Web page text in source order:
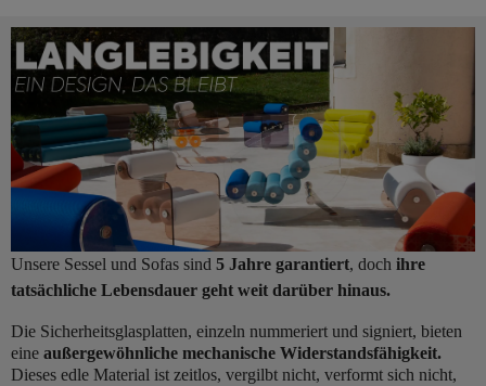
Unsere Sessel und Sofas sind 5 Jahre garantiert, doch ihre
tatsächliche Lebensdauer geht weit darüber hinaus.
Die Sicherheitsglasplatten, einzeln nummeriert und signiert, bieten
eine außergewöhnliche mechanische Widerstandsfähigkeit.
Dieses edle Material ist zeitlos, vergilbt nicht, verformt sich nicht,